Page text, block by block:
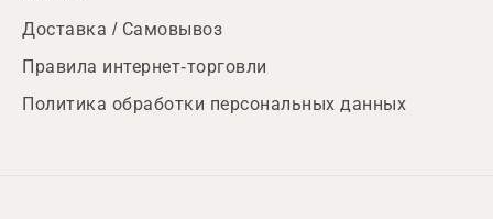
Доставка / Самовывоз
Правила интернет-торговли
Политика обработки персональных данных